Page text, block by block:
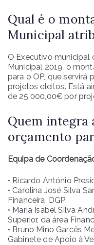
Qual é o
Municipal
O Executivo municipal
Municipal 2019, o
para o OP, que servirá
projetos eleitos. Está
de 25 000,00€ por
Quem integra
orçamento
Equipa de
• Ricardo António
• Carolina José Silva
Financeira, DGP;
• Maria Isabel Silva
Superior, da área
• Bruno Mino Garcês
Gabinete de Apoio à